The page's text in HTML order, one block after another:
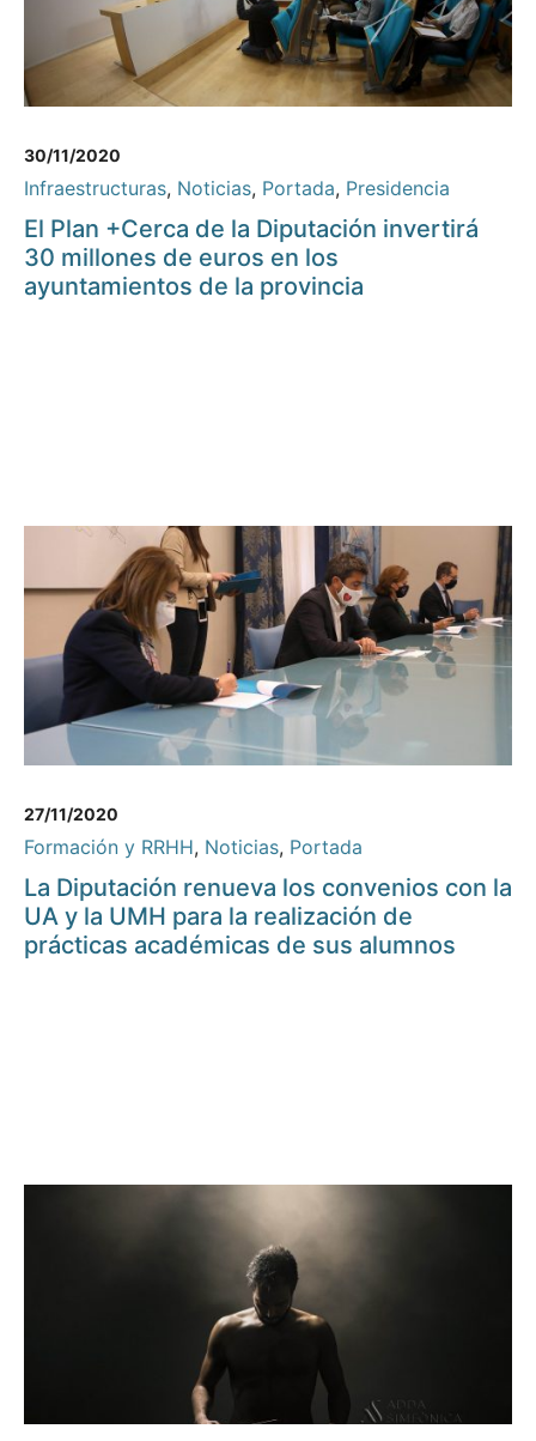
30/11/2020
Infraestructuras, Noticias, Portada, Presidencia
El Plan +Cerca de la Diputación invertirá
30 millones de euros en los
ayuntamientos de la provincia
27/11/2020
Formación y RRHH, Noticias, Portada
La Diputación renueva los convenios con la
UA y la UMH para la realización de
prácticas académicas de sus alumnos